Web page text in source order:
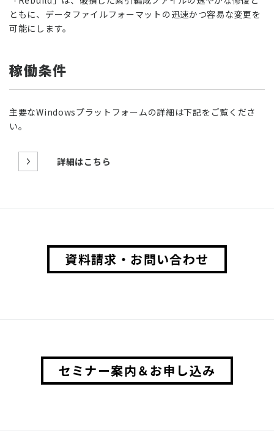
ともに、データファイルフォーマットの迅速かつ容易な変更を
可能にします。
稼働条件
主要なWindowsプラットフォームの詳細は下記をご覧くださ
い。
詳細はこちら
資料請求・お問い合わせ
セミナー案内＆お申し込み